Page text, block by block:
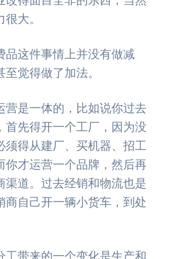
大。
品这件事情上并没有做减
觉得做了加法。
营是一体的，比如说你过去
首先得开一个工厂，因为没
须得从建厂、买机器、招工
你才运营一个品牌，然后再
渠道。过去经销和物流也是
商自己开一辆小货车，到处
工带来的一个变化是生产和